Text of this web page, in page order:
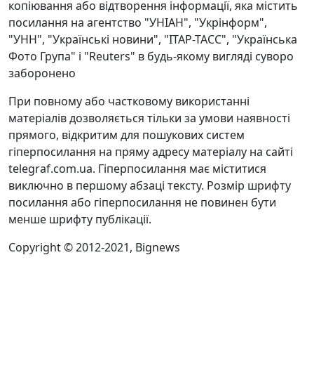
копіювання або відтворення інформації, яка містить
посилання на агентство "УНІАН", "Укрінформ",
"УНН", "Українські новини", "ІТАР-ТАСС", "Українська
Фото Група" і "Reuters" в будь-якому вигляді суворо
заборонено
При повному або частковому використанні
матеріалів дозволяється тільки за умови наявності
прямого, відкритим для пошукових систем
гіперпосилання на пряму адресу матеріалу на сайті
telegraf.com.ua. Гіперпосилання має міститися
виключно в першому абзаці тексту. Розмір шрифту
посилання або гіперпосилання не повинен бути
менше шрифту публікації.
Copyright © 2012-2021, Bignews